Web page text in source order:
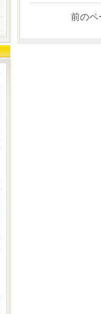
前のペ